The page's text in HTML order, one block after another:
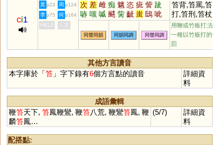
ci1
黃 p23 周 p124 次 差 雌 痴 魑 恣 疵 訾 跐
哧 嗤 嘁 颸 胔 齜 蚩 鴟 呲
瓻 郗 眵 髊 攡 齝 螭 玼 骴
飺 摛 絺 媸 粢 趑 偨 离 胵
齹 樆 縒 黐 趀 瞝 誺 鈭 癡
蠀
笞背,笞罵,笞
打,笞刑,笞杖,
笞辱,鞭笞
李 p75 何 p164
HKLS 人文
同聲同韻 同韻同調 同聲同調
用鞭或竹板打;古
一種以竹板打的體
罰
其他方言讀音
本字庫於「笞」字下錄有6個方言點的讀音
詳細資
料
成語彙輯
鞭笞天下, 笞鳳鞭鸞, 鞭笞八荒, 鞭鸞笞鳳, 鞭
麟笞鳳…
(5/7)
詳細資
料
配搭點: